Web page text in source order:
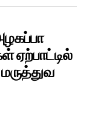
ஏற்பாட்டில்